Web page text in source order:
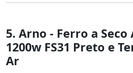
5. Arno - Ferro a
1200w FS31 Preto e
Ar